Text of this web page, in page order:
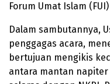
Forum Umat Islam
Dalam sambutannya,
penggagas acara,
bertujuan mengikis
antara mantan napiter